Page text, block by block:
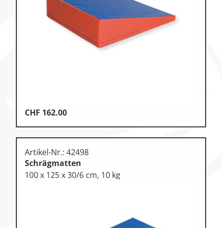
CHF 162.00
Artikel-Nr.: 42498
Schrägmatten
100 x 125 x 30/6 cm, 10 kg